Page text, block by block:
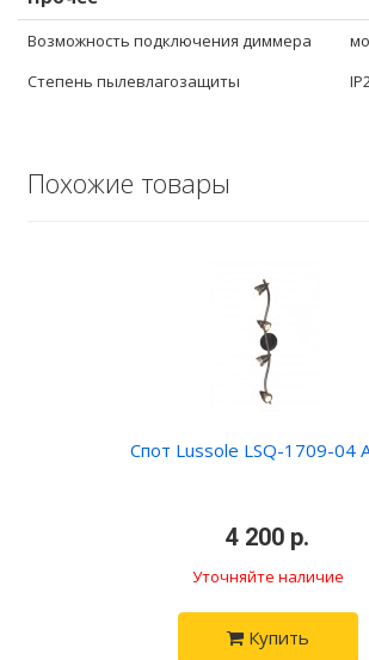
Возможность подключения диммера
Степень пылевлагозащиты
Похожие товары
Спот Lussole LSQ-1709-04
4 200 р.
Уточняйте наличие
Купить